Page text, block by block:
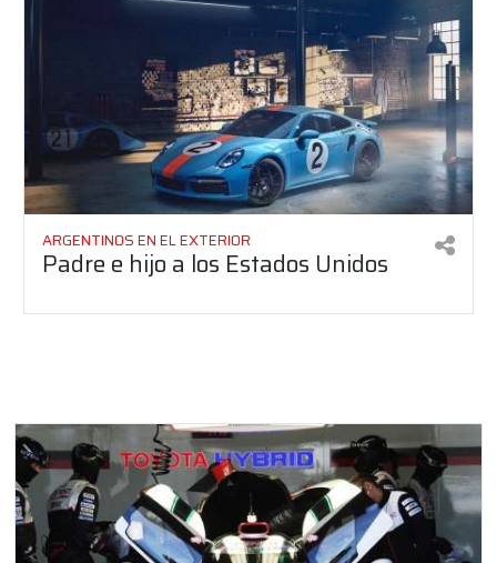
ARGENTINOS EN EL EXTERIOR
Padre e hijo a los Estados Unidos